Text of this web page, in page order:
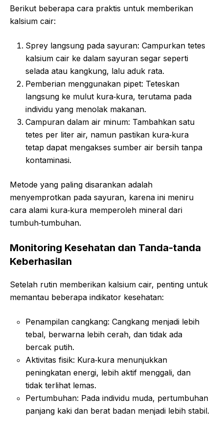
Berikut beberapa cara praktis untuk memberikan
kalsium cair:
Sprey langsung pada sayuran: Campurkan tetes
kalsium cair ke dalam sayuran segar seperti
selada atau kangkung, lalu aduk rata.
Pemberian menggunakan pipet: Teteskan
langsung ke mulut kura‑kura, terutama pada
individu yang menolak makanan.
Campuran dalam air minum: Tambahkan satu
tetes per liter air, namun pastikan kura‑kura
tetap dapat mengakses sumber air bersih tanpa
kontaminasi.
Metode yang paling disarankan adalah
menyemprotkan pada sayuran, karena ini meniru
cara alami kura‑kura memperoleh mineral dari
tumbuh‑tumbuhan.
Monitoring Kesehatan dan Tanda-tanda
Keberhasilan
Setelah rutin memberikan kalsium cair, penting untuk
memantau beberapa indikator kesehatan:
Penampilan cangkang: Cangkang menjadi lebih
tebal, berwarna lebih cerah, dan tidak ada
bercak putih.
Aktivitas fisik: Kura‑kura menunjukkan
peningkatan energi, lebih aktif menggali, dan
tidak terlihat lemas.
Pertumbuhan: Pada individu muda, pertumbuhan
panjang kaki dan berat badan menjadi lebih stabil.